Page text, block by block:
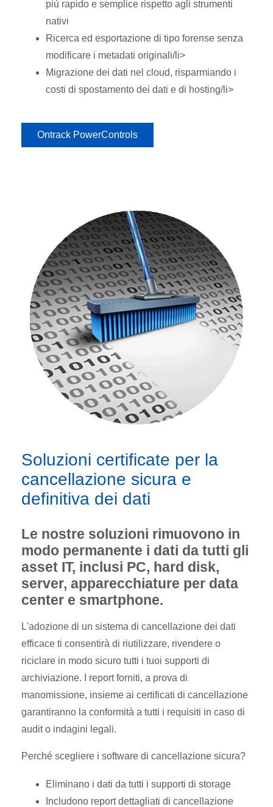
più rapido e semplice rispetto agli strumenti
nativi
Ricerca ed esportazione di tipo forense senza
modificare i metadati originali/li>
Migrazione dei dati nel cloud, risparmiando i
costi di spostamento dei dati e di hosting/li>
Ontrack PowerControls
Soluzioni certificate per la
cancellazione sicura e
definitiva dei dati
Le nostre soluzioni rimuovono in
modo permanente i dati da tutti gli
asset IT, inclusi PC, hard disk,
server, apparecchiature per data
center e smartphone.
L'adozione di un sistema di cancellazione dei dati
efficace ti consentirà di riutilizzare, rivendere o
riciclare in modo sicuro tutti i tuoi supporti di
archiviazione. I report forniti, a prova di
manomissione, insieme ai certificati di cancellazione
garantiranno la conformità a tutti i requisiti in caso di
audit o indagini legali.
Perché scegliere i software di cancellazione sicura?
Eliminano i dati da tutti i supporti di storage
Includono report dettagliati di cancellazione